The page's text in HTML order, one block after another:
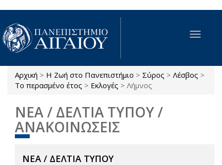
Παράκαμψη προς το κυρίως περιεχόμενο
Toggle
Είστε εδώ
Αρχική > Η Ζωή στο Πανεπιστήμιο > Σύρος > Λέσβος >
Το περασμένο έτος > Εκλογές > Λήμνος
ΝΕΑ / ΔΕΛΤΙΑ ΤΥΠΟΥ /
ΑΝΑΚΟΙΝΩΣΕΙΣ
ΝΕΑ / ΔΕΛΤΙΑ ΤΥΠΟΥ